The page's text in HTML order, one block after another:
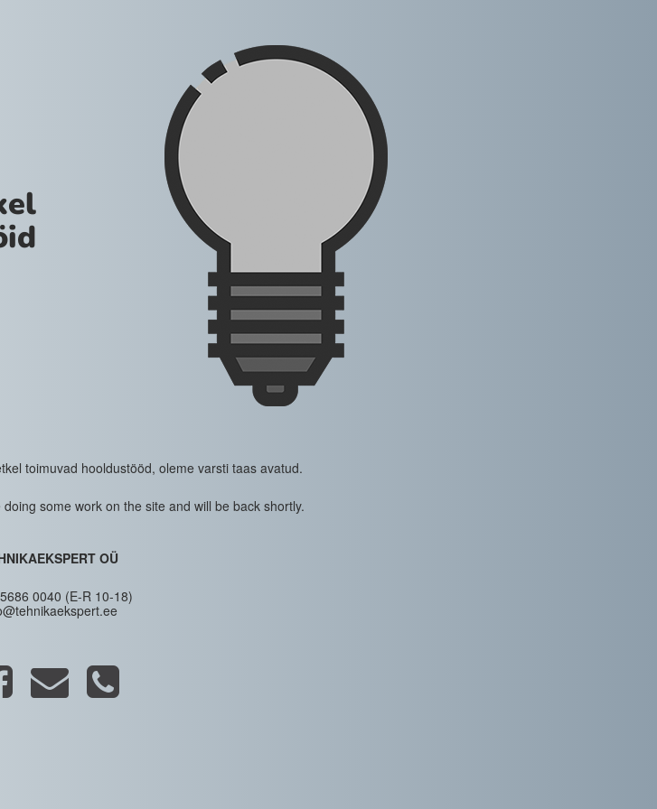
toimuvad hooldustööd, oleme varsti taas avatud.
some work on the site and will be back shortly.
OÜ
0040 (E-R 10-18)